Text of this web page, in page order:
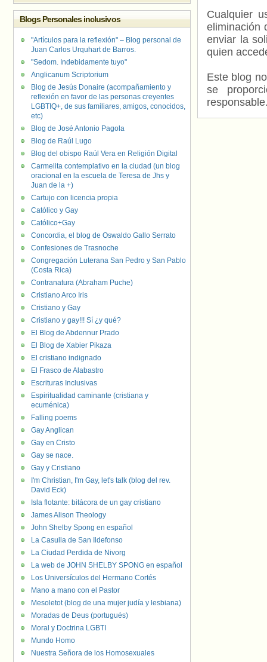
Cualquier
eliminación
enviar la
quien
Este blog
se
Blogs Personales inclusivos
"Artículos para la reflexión" – Blog personal de
Juan Carlos Urquhart de Barros.
"Sedom. Indebidamente tuyo"
Anglicanum Scriptorium
Blog de Jesús Donaire (acompañamiento y
reflexión en favor de las personas creyentes
LGBTIQ+, de sus familiares, amigos, conocidos,
etc)
Blog de José Antonio Pagola
Blog de Raúl Lugo
Blog del obispo Raúl Vera en Religión Digital
Carmelita contemplativo en la ciudad (un blog
oracional en la escuela de Teresa de Jhs y
Juan de la +)
Cartujo con licencia propia
Católico y Gay
Católico+Gay
Concordia, el blog de Oswaldo Gallo Serrato
Confesiones de Trasnoche
Congregación Luterana San Pedro y San Pablo
(Costa Rica)
Contranatura (Abraham Puche)
Cristiano Arco Iris
Cristiano y Gay
Cristiano y gay!!! Sí ¿y qué?
El Blog de Abdennur Prado
El Blog de Xabier Pikaza
El cristiano indignado
El Frasco de Alabastro
Escrituras Inclusivas
Espiritualidad caminante (cristiana y
ecuménica)
Falling poems
Gay Anglican
Gay en Cristo
Gay se nace.
Gay y Cristiano
I'm Christian, I'm Gay, let's talk (blog del rev.
David Eck)
Isla flotante: bitácora de un gay cristiano
James Alison Theology
John Shelby Spong en español
La Casulla de San Ildefonso
La Ciudad Perdida de Nivorg
La web de JOHN SHELBY SPONG en español
Los Universículos del Hermano Cortés
Mano a mano con el Pastor
Mesoletot (blog de una mujer judía y lesbiana)
Moradas de Deus (portugués)
Moral y Doctrina LGBTI
Mundo Homo
Nuestra Señora de los Homosexuales